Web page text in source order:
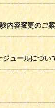
内容変更のご
ジュールについ